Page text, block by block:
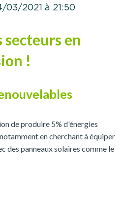
03/2021 à 21:50
secteurs en
!
de produire 5% d'énergies
en cherchant à équiper
des panneaux solaires comme le